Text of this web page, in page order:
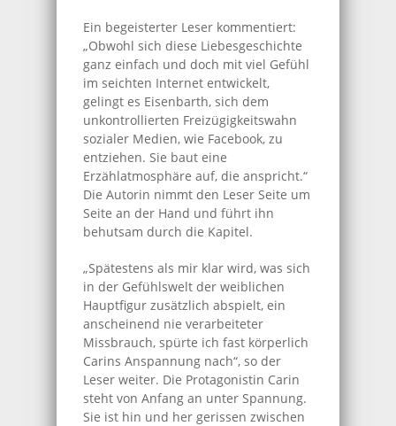
Ein begeisterter Leser kommentiert:
„Obwohl sich diese Liebesgeschichte
ganz einfach und doch mit viel Gefühl
im seichten Internet entwickelt,
gelingt es Eisenbarth, sich dem
unkontrollierten Freizügigkeitswahn
sozialer Medien, wie Facebook, zu
entziehen. Sie baut eine
Erzählatmosphäre auf, die anspricht.“
Die Autorin nimmt den Leser Seite um
Seite an der Hand und führt ihn
behutsam durch die Kapitel.
„Spätestens als mir klar wird, was sich
in der Gefühlswelt der weiblichen
Hauptfigur zusätzlich abspielt, ein
anscheinend nie verarbeiteter
Missbrauch, spürte ich fast körperlich
Carins Anspannung nach“, so der
Leser weiter. Die Protagonistin Carin
steht von Anfang an unter Spannung.
Sie ist hin und her gerissen zwischen